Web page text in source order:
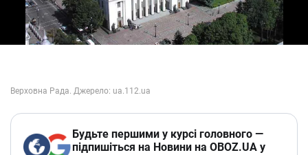
Будьте першими у курсі головного —
підпишіться на Новини на OBOZ.UA у